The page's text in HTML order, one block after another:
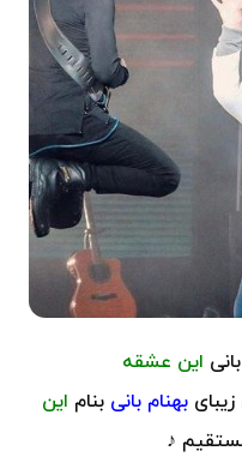
این عشقه
بهنام بانی بنام این
♪